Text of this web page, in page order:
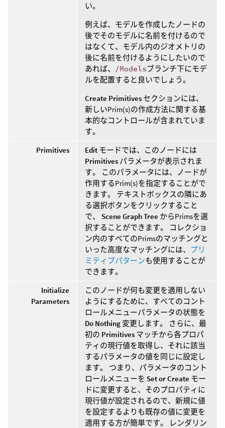
い。
例えば、モデルを作成したノードの
後でそのモデルに名前を付けるので
はなくて、モデル内のジオメトリの
後に名前を付けるようにしたいので
あれば、
/Modelsブランチ下にモデ
ルを配置すると良いでしょう。
Create Primitives セクションには、
新しいPrim(s)の作成方法に関する基
本的なコントロールが含まれていま
す。
Primitives
Edit モードでは、このノードには
Primitives パラメータが表示されま
す。 このパラメータには、ノードが
作用するPrim(s)を指定することがで
きます。 テキストボックスの隣にあ
る選択ボタンをクリックすること
で、 Scene Graph Tree からPrimsを選
択することができます。 コレクショ
ン内のすべてのPrimsのマッチングと
いった高度なマッチングには、
プリ
ミティブパターンも使用することが
できます。
Initialize
Parameters
このノードが何も変更を適用しない
ようにするために、すべてのコント
ロールメニューパラメータの状態を
Do Nothing 変更します。 さらに、最
初の Primitives マッチから各プロパ
ティの現行値を取得し、それに該当
するパラメータの値を同じに設定し
ます。 つまり、パラメータのコント
ロールメニューを Set or Create モー
ドに変更すると、そのプロパティに
現行値が設定されるので、新規に値
を設定するよりも既存の値に変更を
適用する方が簡単です。 レンダリン